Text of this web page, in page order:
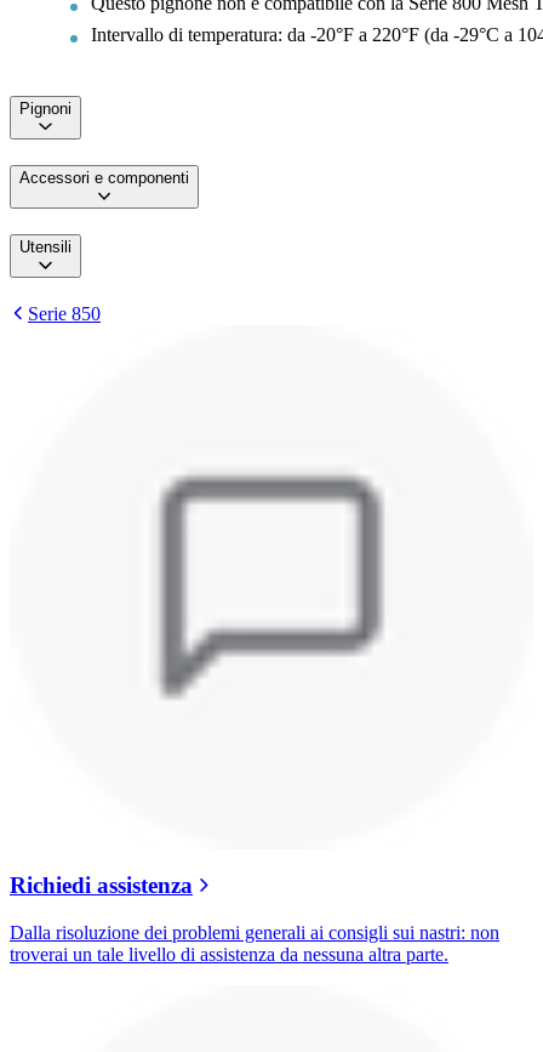
Intervallo di temperatura: da -20°F a 220°F (da -29°C a
Pignoni
Accessori e componenti
Utensili
Serie 850
Richiedi assistenza
Dalla risoluzione dei problemi generali ai consigli sui nastri: non
troverai un tale livello di assistenza da nessuna altra parte.